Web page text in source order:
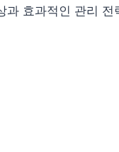
과 효과적인 관리 전